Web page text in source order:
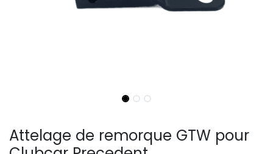
Attelage de remorque GTW pour